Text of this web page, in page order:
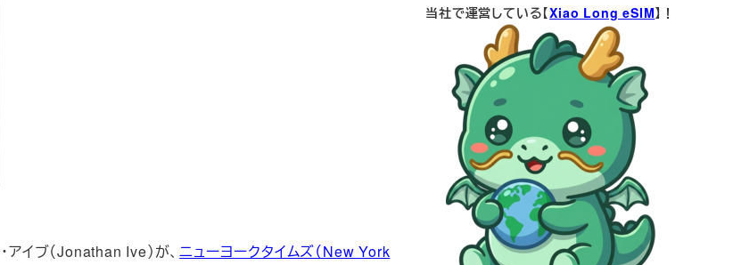
イブ（Jonathan Ive）が、ニューヨークタイムズ（New York
当社で運営している【Xiao Long eSIM】！